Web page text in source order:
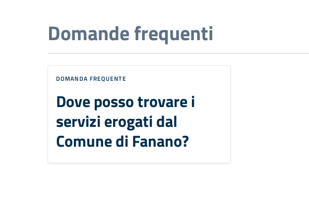
Domande frequenti
DOMANDA FREQUENTE
Dove posso trovare i
servizi erogati dal
Comune di Fanano?